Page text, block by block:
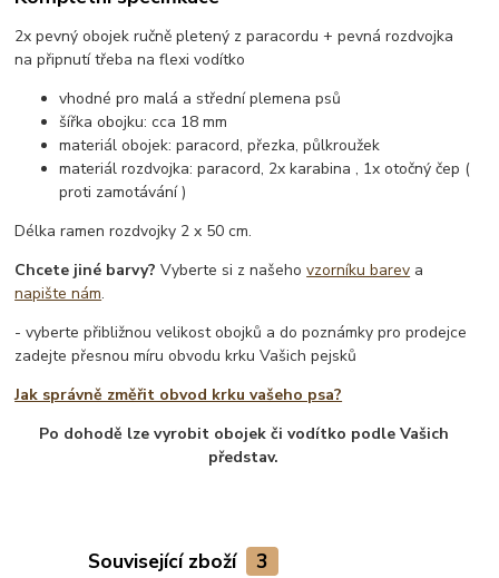
2x pevný obojek ručně pletený z paracordu + pevná rozdvojka
na připnutí třeba na flexi vodítko
vhodné pro malá a střední plemena psů
šířka obojku: cca 18 mm
materiál obojek: paracord, přezka, půlkroužek
materiál rozdvojka: paracord, 2x karabina , 1x otočný čep (
proti zamotávání )
Délka ramen rozdvojky 2 x 50 cm.
Chcete jiné barvy? Vyberte si z našehovzorníku barev a
napište nám.
- vyberte přibližnou velikost obojků a do poznámky pro prodejce
zadejte přesnou míru obvodu krku Vašich pejsků
Jak správně změřit obvod krku vašeho psa?
Po dohodě lze vyrobit obojek či vodítko podle Vašich
představ.
Související zboží 3